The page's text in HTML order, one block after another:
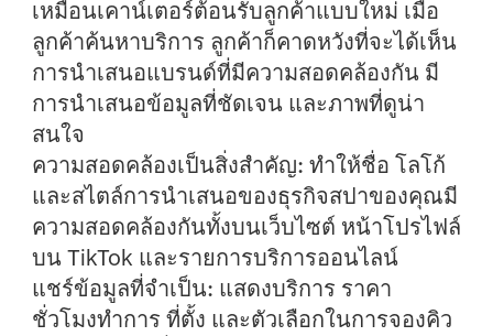
เหมือนเคาน์เตอร์ต้อนรับลูกค้าแบบใหม่ เมื่อ
ลูกค้าค้นหาบริการ ลูกค้าก็คาดหวังที่จะได้เห็น
การนำเสนอแบรนด์ที่มีความสอดคล้องกัน มี
การนำเสนอข้อมูลที่ชัดเจน และภาพที่ดูน่า
สนใจ
ความสอดคล้องเป็นสิ่งสำคัญ: ทำให้ชื่อ โลโก้
และสไตล์การนำเสนอของธุรกิจสปาของคุณมี
ความสอดคล้องกันทั้งบนเว็บไซต์ หน้าโปรไฟล์
บน TikTok และรายการบริการออนไลน์
แชร์ข้อมูลที่จำเป็น: แสดงบริการ ราคา
ชั่วโมงทำการ ที่ตั้ง และตัวเลือกในการจองคิว